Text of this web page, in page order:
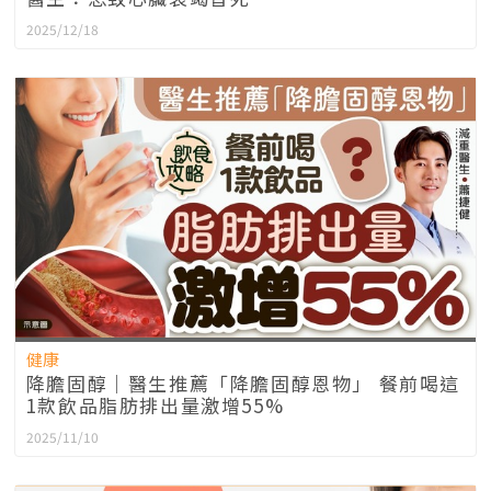
2025/12/18
健康
降膽固醇｜醫生推薦「降膽固醇恩物」 餐前喝這
1款飲品脂肪排出量激增55%
2025/11/10